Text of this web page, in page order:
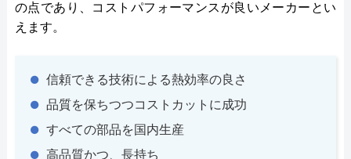
の点であり、コストパフォーマンスが良いメーカーとい
えます。
信頼できる技術による熱効率の良さ
品質を保ちつつコストカットに成功
すべての部品を国内生産
高品質かつ、長持ち